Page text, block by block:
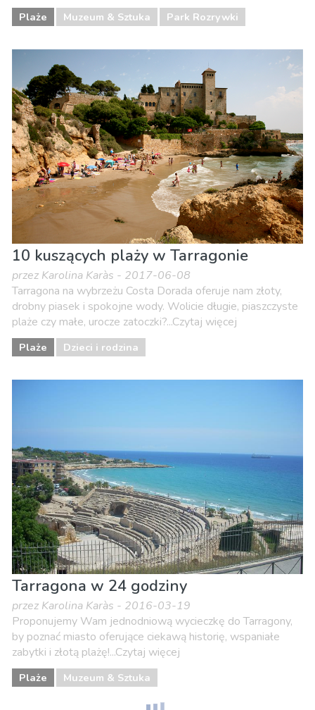
Plaże Muzeum & Sztuka Park Rozrywki
10 kuszących plaży w Tarragonie
przez Karolina Karàs - 2017-06-08
Tarragona na wybrzeżu Costa Dorada oferuje nam złoty,
drobny piasek i spokojne wody. Wolicie długie, piaszczyste
plaże czy małe, urocze zatoczki?...Czytaj więcej
Plaże Dzieci i rodzina
Tarragona w 24 godziny
przez Karolina Karàs - 2016-03-19
Proponujemy Wam jednodniową wycieczkę do Tarragony,
by poznać miasto oferujące ciekawą historię, wspaniałe
zabytki i złotą plażę!...Czytaj więcej
Plaże Muzeum & Sztuka